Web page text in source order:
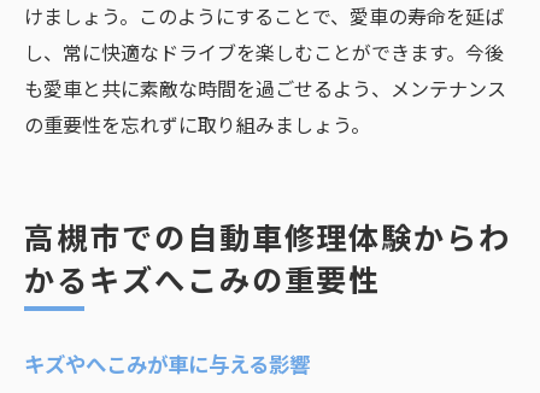
けましょう。このようにすることで、愛車の寿命を延ば
し、常に快適なドライブを楽しむことができます。今後
も愛車と共に素敵な時間を過ごせるよう、メンテナンス
の重要性を忘れずに取り組みましょう。
高槻市での自動車修理体験からわ
かるキズへこみの重要性
キズやへこみが車に与える影響